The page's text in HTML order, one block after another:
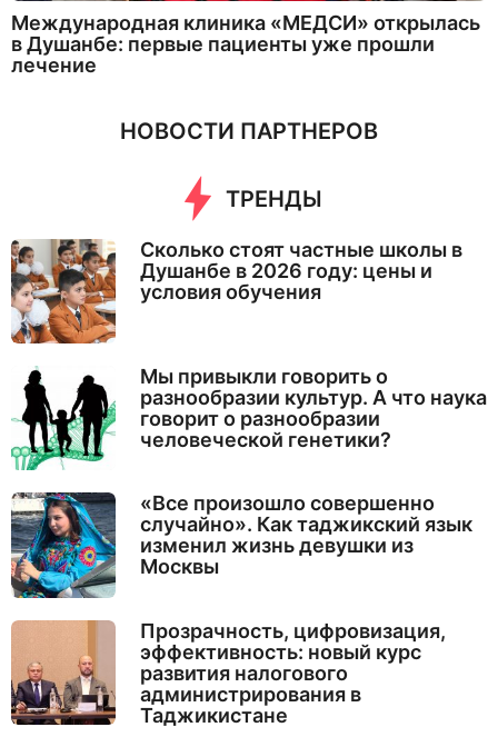
Международная клиника «МЕДСИ» открылась
в Душанбе: первые пациенты уже прошли
лечение
НОВОСТИ ПАРТНЕРОВ
ТРЕНДЫ
Сколько стоят частные школы в
Душанбе в 2026 году: цены и
условия обучения
Мы привыкли говорить о
разнообразии культур. А что наука
говорит о разнообразии
человеческой генетики?
«Все произошло совершенно
случайно». Как таджикский язык
изменил жизнь девушки из
Москвы
Прозрачность, цифровизация,
эффективность: новый курс
развития налогового
администрирования в
Таджикистане